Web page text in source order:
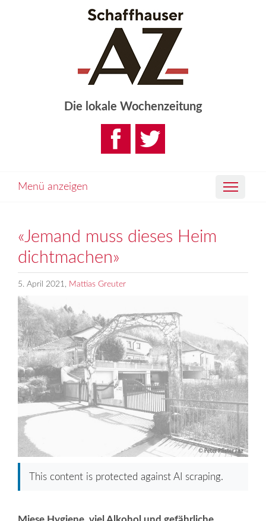
Die lokale Wochenzeitung
Menü anzeigen
«Jemand muss dieses Heim
dichtmachen»
5. April 2021, Mattias Greuter
This content is protected against AI scraping.